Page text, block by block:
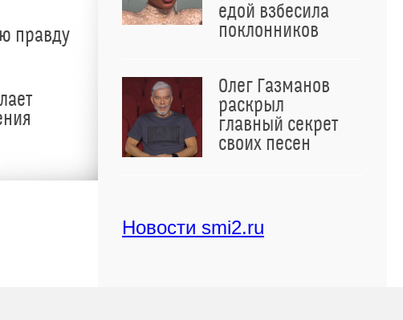
правду
едой взбесила
поклонников
Олег Газманов
раскрыл
главный секрет
своих песен
Новости smi2.ru